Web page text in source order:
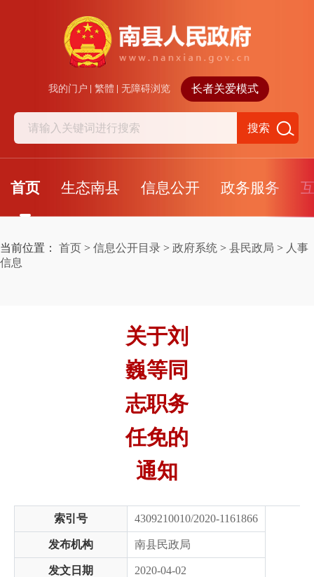
我的门户 繁體 无障碍浏览 长者关爱模式
搜索
首页 生态南县 信息公开 政务服务
当前位置： 首页 > 信息公开目录 > 政府系统 > 县民政局 > 人事
信息
关于刘
巍等同
志职务
任免的
通知
索引号 4309210010/2020-1161866
发布机构 南县民政局
发文日期 2020-04-02